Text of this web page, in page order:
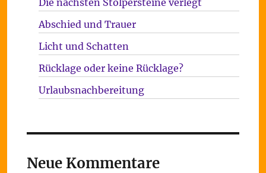
Die nächsten Stolpersteine verlegt
Abschied und Trauer
Licht und Schatten
Rücklage oder keine Rücklage?
Urlaubsnachbereitung
Neue Kommentare